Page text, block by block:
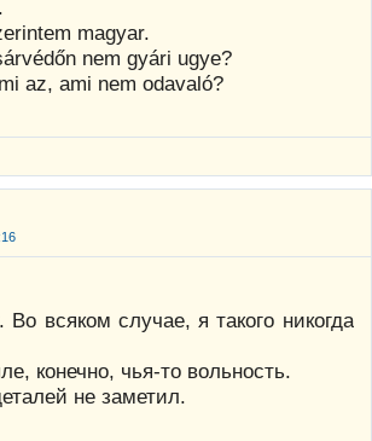
magyar.
nem gyári ugye?
az, ami nem odavaló?
Во всяком случае, я такого никогда
конечно, чья-то вольность.
не заметил.